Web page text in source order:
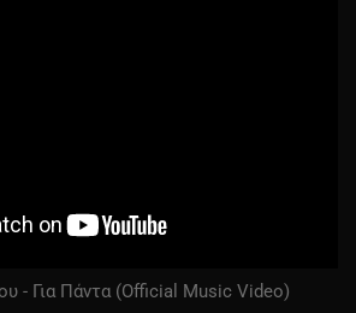
- Για Πάντα (Official Music Video)